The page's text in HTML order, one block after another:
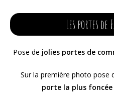
Les portes
Pose de jolies portes de
Sur la première photo pose
porte la plus